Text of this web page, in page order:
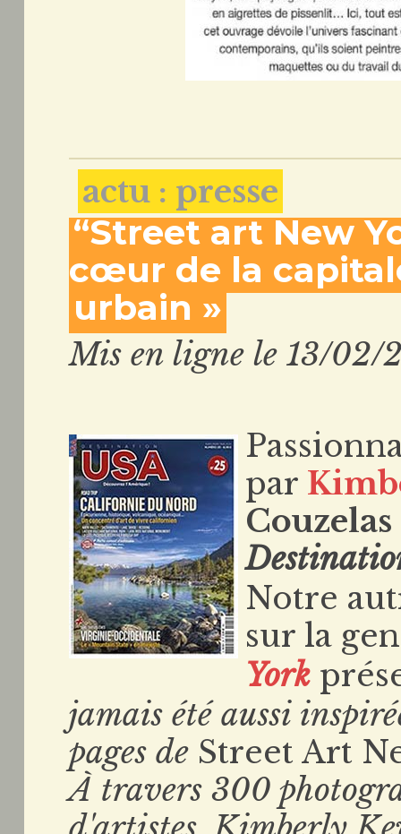
actu : presse
“Street art New
cœur de la
urbain »
Mis en ligne le 13/02/
par
Couzelas
Notre
sur la
York
jamais été aussi
pages de Street Art
À travers 300